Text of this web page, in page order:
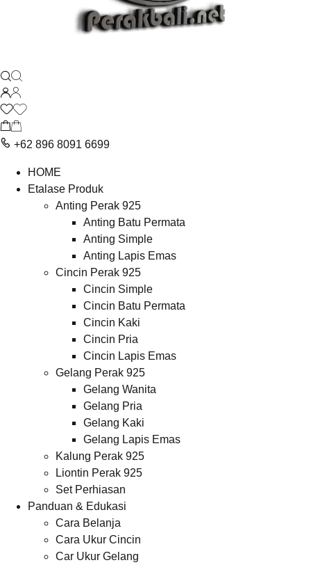
+62 896 8091 6699
HOME
Etalase Produk
Anting Perak 925
Anting Batu Permata
Anting Simple
Anting Lapis Emas
Cincin Perak 925
Cincin Simple
Cincin Batu Permata
Cincin Kaki
Cincin Pria
Cincin Lapis Emas
Gelang Perak 925
Gelang Wanita
Gelang Pria
Gelang Kaki
Gelang Lapis Emas
Kalung Perak 925
Liontin Perak 925
Set Perhiasan
Panduan & Edukasi
Cara Belanja
Cara Ukur Cincin
Car Ukur Gelang